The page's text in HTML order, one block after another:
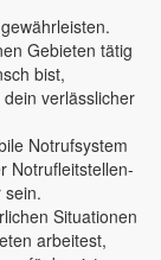
Gebieten tätig
bist,
verlässlicher
Notrufsystem
Notrufleitstellen-
sein.
Situationen
arbeitest,